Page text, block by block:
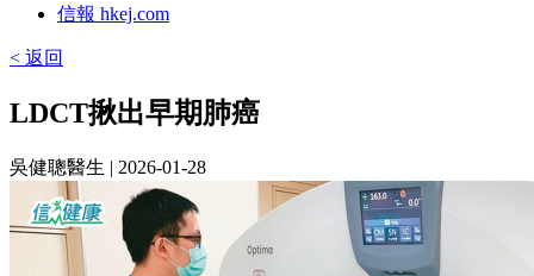
信報 hkej.com
< 返回
LDCT揪出早期肺癌
吳健聰醫生 | 2026-01-28